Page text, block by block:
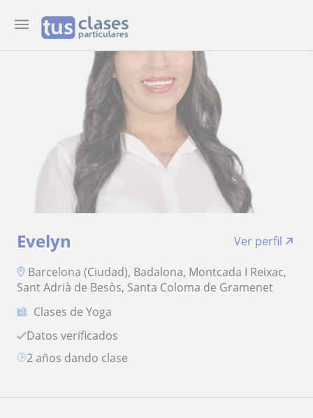
Evelyn
Ver perfil
Barcelona (Ciudad), Badalona, Montcada I Reixac,
Sant Adrià de Besòs, Santa Coloma de Gramenet
Clases de Yoga
Datos verificados
2 años dando clase